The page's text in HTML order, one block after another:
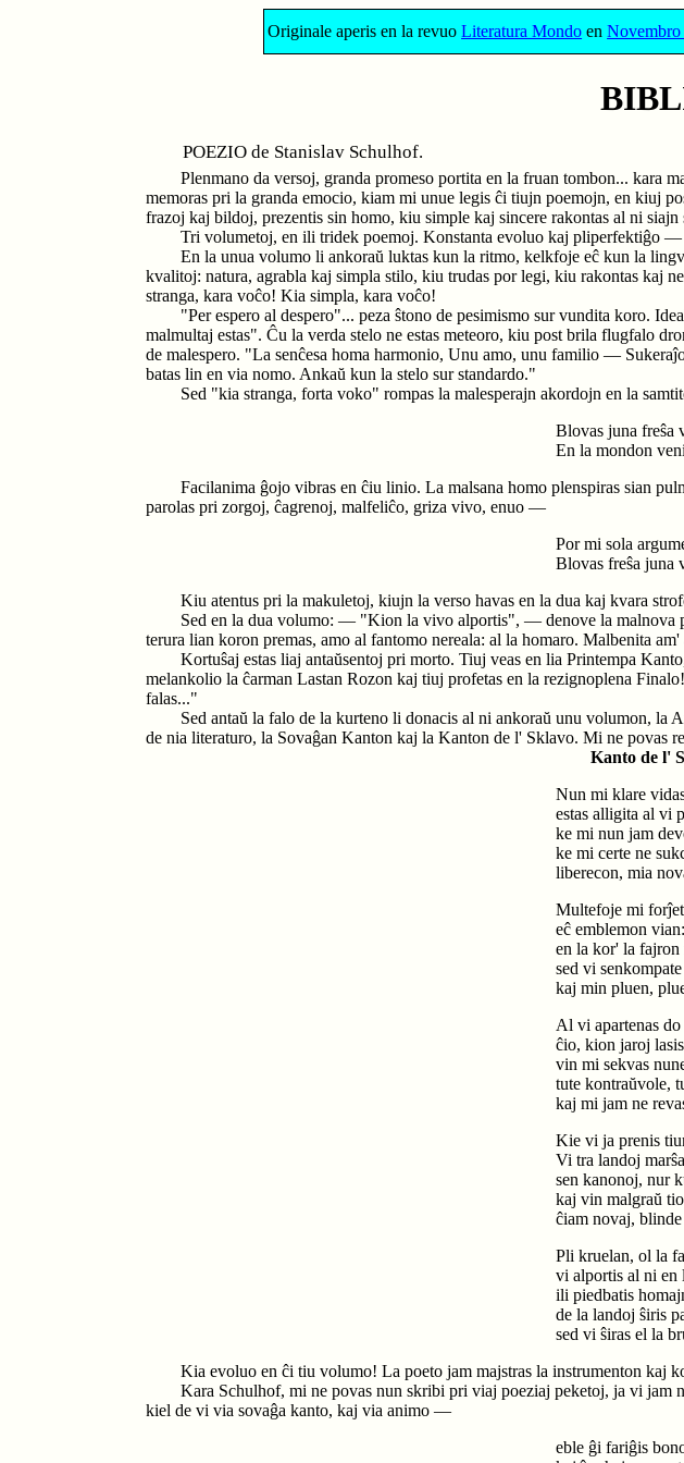
Originale aperis en la revuoLiteratura Mondo enNovembro
POEZIO de Stanislav Schulhof.
Plenmano da versoj, granda promeso portita en la fruan tombon... kara
memoras pri la granda emocio, kiam mi unue legis ĉi tiujn poemojn, en kiuj
frazoj kaj bildoj, prezentis sin homo, kiu simple kaj sincere rakontas al ni
Tri volumetoj, en ili tridek poemoj. Konstanta evoluo kaj pliperfektiĝo —
En la unua volumo li ankoraŭ luktas kun la ritmo, kelkfoje eĉ kun la
kvalitoj: natura, agrabla kaj simpla stilo, kiu trudas por legi, kiu rakontas kaj
stranga, kara voĉo! Kia simpla, kara voĉo!
"Per espero al despero"... peza ŝtono de pesimismo sur vundita koro.
malmultaj estas". Ĉu la verda stelo ne estas meteoro, kiu post brila flugfalo
de malespero. "La senĉesa homa harmonio, Unu amo, unu familio —
batas lin en via nomo. Ankaŭ kun la stelo sur standardo."
Sed "kia stranga, forta voko" rompas la malesperajn akordojn en la
Blovas juna freŝa
En la mondon
Facilanima ĝojo vibras en ĉiu linio. La malsana homo plenspiras sian
parolas pri zorgoj, ĉagrenoj, malfeliĉo, griza vivo, enuo —
Por mi sola
Blovas freŝa juna
Kiu atentus pri la makuletoj, kiujn la verso havas en la dua kaj kvara
Sed en la dua volumo: — "Kion la vivo alportis", — denove la malnova
terura lian koron premas, amo al fantomo nereala: al la homaro. Malbenita
Kortuŝaj estas liaj antaŭsentoj pri morto. Tiuj veas en lia Printempa
melankolio la ĉarman Lastan Rozon kaj tiuj profetas en la rezignoplena
falas..."
Sed antaŭ la falo de la kurteno li donacis al ni ankoraŭ unu volumon,
de nia literaturo, la Sovaĝan Kanton kaj la Kanton de l' Sklavo. Mi ne povas
Kanto de l'
Nun mi klare
estas alligita al vi
ke mi nun jam
ke mi certe ne
liberecon, mia
Multefoje mi
eĉ emblemon
en la kor' la fajron
sed vi
kaj min pluen,
Al vi apartenas
ĉio, kion jaroj
vin mi sekvas
tute kontraŭvole,
kaj mi jam ne
Kie vi ja prenis
Vi tra landoj
sen kanonoj, nur
kaj vin malgraŭ
ĉiam novaj,
Pli kruelan, ol la
vi alportis al ni en
ili piedbatis
de la landoj ŝiris
sed vi ŝiras el la
Kia evoluo en ĉi tiu volumo! La poeto jam majstras la instrumenton kaj
Kara Schulhof, mi ne povas nun skribi pri viaj poeziaj peketoj, ja vi
kiel de vi via sovaĝa kanto, kaj via animo —
eble ĝi fariĝis